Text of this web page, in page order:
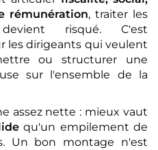
rémunération, traiter les
risqué. C'est
les dirigeants qui veulent
ou structurer une
sur l'ensemble de la
assez nette : mieux vaut
qu'un empilement de
Un bon montage n'est